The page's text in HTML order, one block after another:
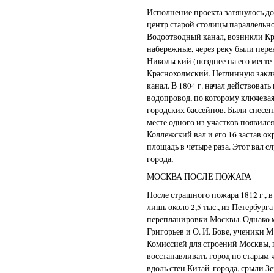
Исполнение проектa затянулось
центр старой столицы
Водоотводный канал, возникли
набережные, через реку были
Никольский (позднее на его
Краснохолмский. Неглинную
канал. В 1804 г. начал
водопровод, по которому
городских бассейнов. Были
месте одного из участков
Коллежский вал и его 16 застав
площадь в четыре раза. Этот вал
города,
МОСКВА ПОСЛЕ ПОЖАРА
После страшного пожара 1812 г.,
лишь около 2,5 тыс., из
перепланировки Москвы. Однако
Григорьев и О. И. Бове, ученики
Комиссией для строений Москвы,
восстанавливать город по
вдоль стен Китай-города, срыли